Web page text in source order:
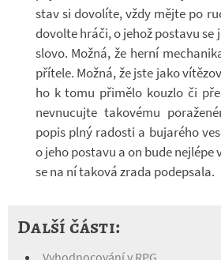
stav si do­vo­líte, vždy mějte po
do­volte hráči, o jehož po­stavu se
slovo. Možná, že herní
pří­tele. Možná, že jste jako
ho k tomu při­mělo kouzlo či
ne­vnu­cujte ta­ko­vému
popis plný ra­dosti a bu­jarého
o jeho po­stavu a on bude nej­lépe
se na ní ta­ková zrada po­de­psala.
Další části: